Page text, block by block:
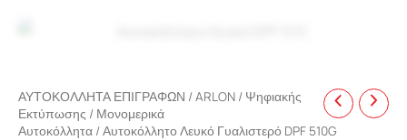
ΑΥΤΟΚΟΛΛΗΤΑ ΕΠΙΓΡΑΦΩΝ /ARLON / Ψηφιακής
Εκτύπωσης / Μονομερικά
Αυτοκόλλητα / Αυτοκόλλητο Λευκό Γυαλιστερό DPF 510G